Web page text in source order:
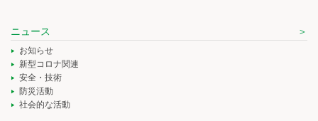
ニュース
お知らせ
新型コロナ関連
安全・技術
防災活動
社会的な活動